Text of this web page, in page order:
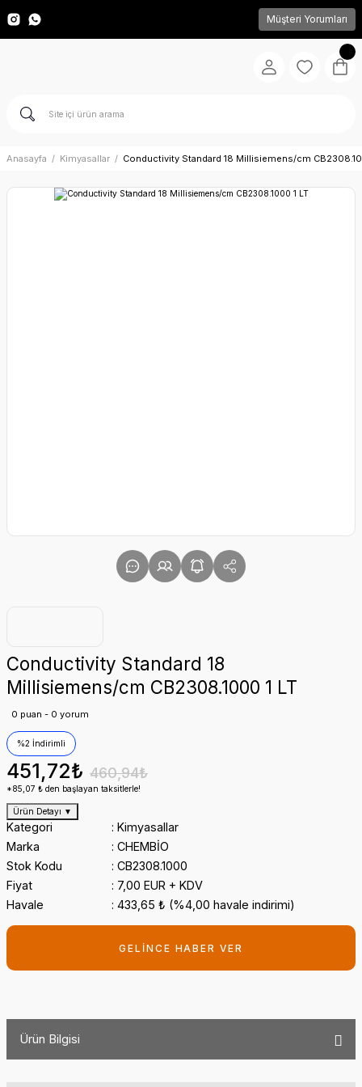
Müşteri Yorumları
Anasayfa Kimyasallar Conductivity Standard 18 Millisiemens/cm
Conductivity Standard 18
Millisiemens/cm CB2308.1000 1 LT
0 puan - 0 yorum
%2 İndirimli
451,72₺ 460,94₺
*85,07 ₺ den başlayan taksitlerle!
Ürün Detayı ▼
Kategori
Kimyasallar
Marka
CHEMBİO
Stok Kodu
CB2308.1000
Fiyat
7,00 EUR + KDV
Havale
433,65 ₺ (%4,00 havale indirimi)
GELİNCE HABER VER
Ürün Bilgisi